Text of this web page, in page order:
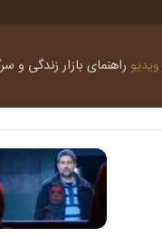
ویدیو راهنمای بازارزندگی و